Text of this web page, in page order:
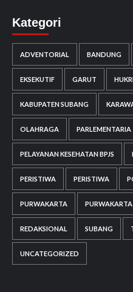
Kategori
ADVENTORIAL BANDUNG
EKSEKUTIF GARUT
KABUPATEN SUBANG
OLAHRAGA PARLEMENTARIA
PELAYANAN KESEHATAN BPJS
PERISTIWA PERISTIWA
PURWAKARTA PURWAKARTA
REDAKSIONAL SUBANG
UNCATEGORIZED